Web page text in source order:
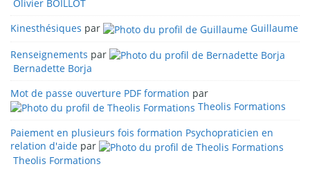
Olivier BOILLOT
Kinesthésiques par
Guillaume
Renseignements par
Bernadette Borja
Mot de passe ouverture PDF formation par
Theolis Formations
Paiement en plusieurs fois formation Psychopraticien en
relation d'aide par
Theolis Formations